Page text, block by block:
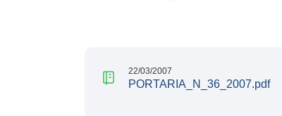
22/03/2007
PORTARIA_N_36_2007.pdf